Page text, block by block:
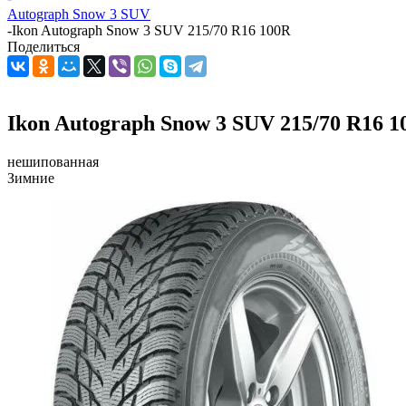
Autograph Snow 3 SUV
-Ikon Autograph Snow 3 SUV 215/70 R16 100R
Поделиться
Ikon Autograph Snow 3 SUV 215/70 R16
нешипованная
Зимние